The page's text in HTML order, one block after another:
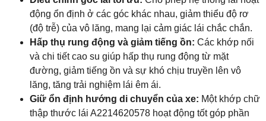
động ổn định ở các góc khác nhau, giảm thiểu độ rơ
(độ trễ) của vô lăng, mang lại cảm giác lái chắc chắn.
Hấp thụ rung động và giảm tiếng ồn: Các khớp nối
và chi tiết cao su giúp hấp thụ rung động từ mặt
đường, giảm tiếng ồn và sự khó chịu truyền lên vô
lăng, tăng trải nghiệm lái êm ái.
Giữ ổn định hướng di chuyển của xe: Một khớp chữ
thập thước lái A2214620578 hoạt động tốt góp phần